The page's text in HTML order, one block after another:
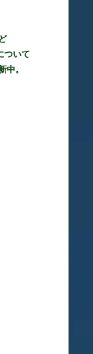
ついて
中。